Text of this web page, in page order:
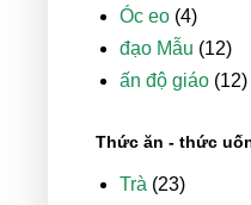
Óc eo (4)
đạo Mẫu (12)
ấn độ giáo (12)
Thức ăn - thức
Trà (23)